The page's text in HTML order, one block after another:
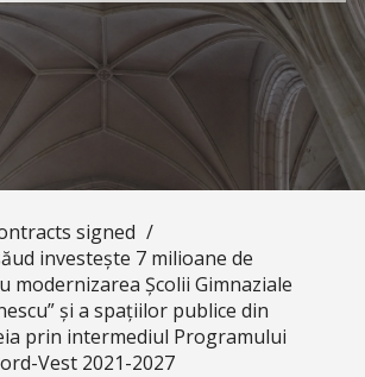
signed /
investește 7 milioane de
modernizarea Școlii Gimnaziale
și a spațiilor publice din
prin intermediul Programului
Vest 2021-2027